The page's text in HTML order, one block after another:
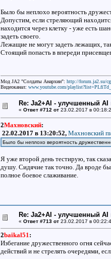
Было бы неплохо вероятность
Допустим, если стреляющий
находится через клетку - уже есть
задеть своего.
Лежащие не могут задеть лежащих,
Стоящий попасть в впереди
Мод JA2 "Солдаты Анархии": http://forum.ja2.su/
Видеоканал: www.youtube.com/
Re: Ja2+AI - улучшенный AI
« Ответ #712 от23.02.2017 в
2Махновский:
22.02.2017 в 13:20:52, Махновский
Было бы неплохо вероятность
Я уже второй день тестирую, так
душу. Сидячие так точно. Да вроде бы
полное боевое слаживание.
Re: Ja2+AI - улучшенный AI
« Ответ #713 от23.02.2017 в
2baikal51:
Избегание дружественного огня
действий и не стрелять очередями,